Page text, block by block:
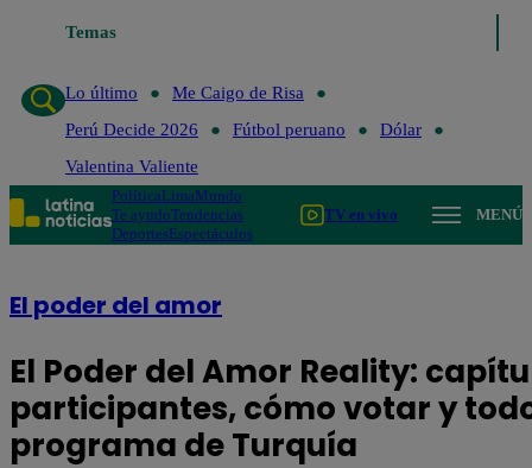
Temas
Lo último
Me Caigo de Risa
Perú Decide 2026
Fútbol peruano
Dólar
Valentina Valiente
PolíticaLimaMundo
Te ayudoTendencias
DeportesEspectáculos
TV en vivo MENÚ
El poder del amor
El Poder del Amor Reality:
participantes, cómo votar y
programa de Turquía